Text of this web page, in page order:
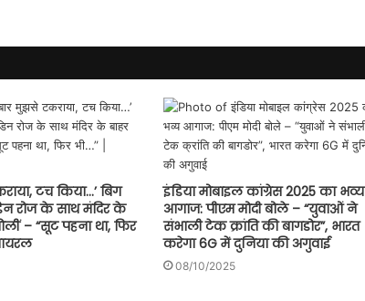
टच किया…’ बिग
रोज के साथ मंदिर के
– “सूट पहना था, फिर
इंडिया मोबाइल कांग्रेस 2025 का भव्य
आगाज: पीएम मोदी बोले – “युवाओं ने
संभाली टेक क्रांति की बागडोर”, भारत
करेगा 6G में दुनिया की अगुवाई
08/10/2025